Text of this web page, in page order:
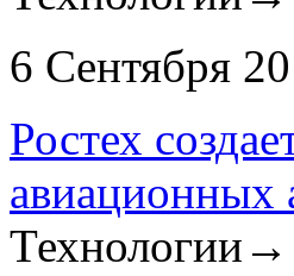
6 Сентября
Ростех
авиационных
Технологии →